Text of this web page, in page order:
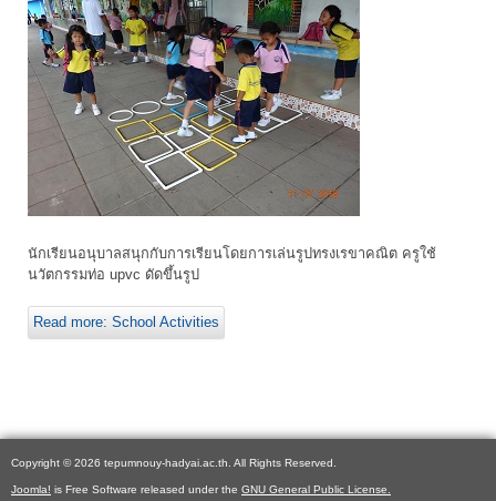
นักเรียนอนุบาลสนุกกับการเรียนโดยการเล่นรูปทรงเรขาคณิต ครูใช้
นวัตกรรมท่อ upvc ดัดขึ้นรูป
Read more: School Activities
Copyright © 2026 tepumnouy-hadyai.ac.th. All Rights Reserved.
Joomla! is Free Software released under the GNU General Public License.